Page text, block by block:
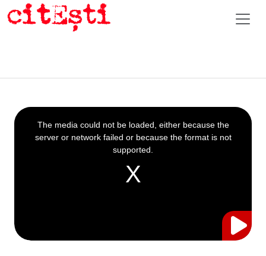
This
is
a
The media could not be loaded, either because the
server or network failed or because the format is not
supported.